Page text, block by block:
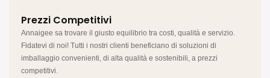
Prezzi Competitivi
Annaigee sa trovare il giusto equilibrio tra costi, qualità e servizio.
Fidatevi di noi! Tutti i nostri clienti beneficiano di soluzioni di
imballaggio convenienti, di alta qualità e sostenibili, a prezzi
competitivi.